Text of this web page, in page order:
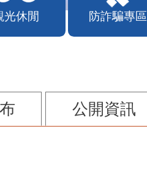
光休閒 防詐騙專區
公開資訊